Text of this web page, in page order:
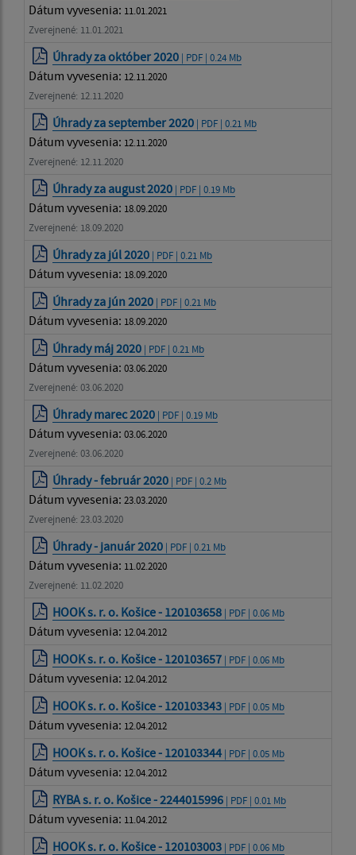
Dátum vyvesenia: 11.01.2021
Zverejnené: 11.01.2021
Úhrady za október 2020 | PDF | 0.24 Mb
Dátum vyvesenia: 12.11.2020
Zverejnené: 12.11.2020
Úhrady za september 2020 | PDF | 0.21 Mb
Dátum vyvesenia: 12.11.2020
Zverejnené: 12.11.2020
Úhrady za august 2020 | PDF | 0.19 Mb
Dátum vyvesenia: 18.09.2020
Zverejnené: 18.09.2020
Úhrady za júl 2020 | PDF | 0.21 Mb
Dátum vyvesenia: 18.09.2020
Úhrady za jún 2020 | PDF | 0.21 Mb
Dátum vyvesenia: 18.09.2020
Úhrady máj 2020 | PDF | 0.21 Mb
Dátum vyvesenia: 03.06.2020
Zverejnené: 03.06.2020
Úhrady marec 2020 | PDF | 0.19 Mb
Dátum vyvesenia: 03.06.2020
Zverejnené: 03.06.2020
Úhrady - február 2020 | PDF | 0.2 Mb
Dátum vyvesenia: 23.03.2020
Zverejnené: 23.03.2020
Úhrady - január 2020 | PDF | 0.21 Mb
Dátum vyvesenia: 11.02.2020
Zverejnené: 11.02.2020
HOOK s. r. o. Košice - 120103658 | PDF | 0.06 Mb
Dátum vyvesenia: 12.04.2012
HOOK s. r. o. Košice - 120103657 | PDF | 0.06 Mb
Dátum vyvesenia: 12.04.2012
HOOK s. r. o. Košice - 120103343 | PDF | 0.05 Mb
Dátum vyvesenia: 12.04.2012
HOOK s. r. o. Košice - 120103344 | PDF | 0.05 Mb
Dátum vyvesenia: 12.04.2012
RYBA s. r. o. Košice - 2244015996 | PDF | 0.01 Mb
Dátum vyvesenia: 11.04.2012
HOOK s. r. o. Košice - 120103003 | PDF | 0.06 Mb